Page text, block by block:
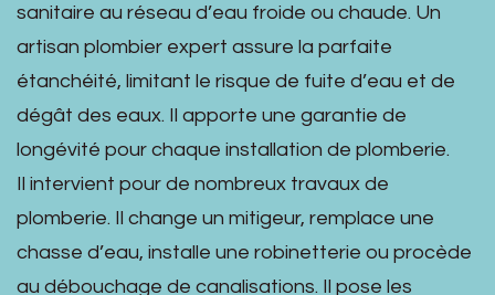
sanitaire au réseau d’eau froide ou chaude. Un
artisan plombier expert assure la parfaite
étanchéité, limitant le risque de fuite d’eau et de
dégât des eaux. Il apporte une garantie de
longévité pour chaque installation de plomberie.
Il intervient pour de nombreux travaux de
plomberie. Il change un mitigeur, remplace une
chasse d’eau, installe une robinetterie ou procède
au débouchage de canalisations. Il pose les